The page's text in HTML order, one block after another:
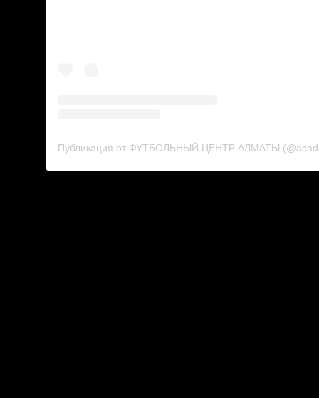
Публикация от ФУТБОЛЬНЫЙ ЦЕНТР АЛМАТЫ